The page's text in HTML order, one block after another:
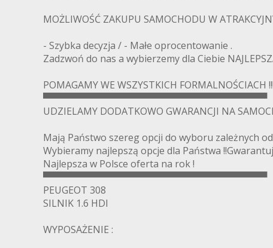
MOŻLIWOŚĆ ZAKUPU SAMOCHODU W
- Szybka decyzja / - Małe oprocentowanie .
Zadzwoń do nas a wybierzemy dla Ciebie
POMAGAMY WE WSZYSTKICH FORMALNOŚCIACH !!!
▀▀▀▀▀▀▀▀▀▀▀▀▀▀▀▀▀▀▀▀▀▀▀▀▀▀▀▀▀▀▀▀▀▀
UDZIELAMY DODATKOWO GWARANCJI NA
Mają Państwo szereg opcji do wyboru zależnych
Wybieramy najlepszą opcje dla Państwa
Najlepsza w Polsce oferta na rok !
▀▀▀▀▀▀▀▀▀▀▀▀▀▀▀▀▀▀▀▀▀▀▀▀▀▀▀▀▀▀▀▀▀▀
PEUGEOT 308
SILNIK 1.6 HDI
WYPOSAŻENIE :